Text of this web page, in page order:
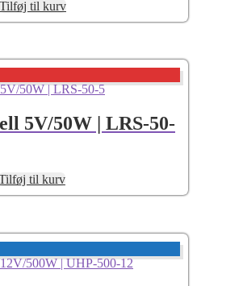
Tilføj til kurv
5V/50W | LRS-50-
til kurv